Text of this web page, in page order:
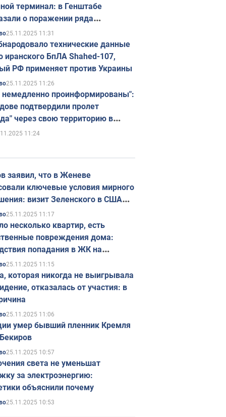
терминал: в Генштабе
о поражении ряда
объектов России
25.11.2025 11:31
технические данные
иранского БпЛА Shahed-107,
РФ применяет против Украины
25.11.2025 11:26
проинформированы":
подтвердили пролет
через свою территорию в
11:24
заявил, что в Женеве
ключевые условия мирного
визит Зеленского в США
в ноябре
25.11.2025 11:17
несколько квартир, есть
повреждения дома:
попадания в ЖК на
в Киеве. Фото
25.11.2025 11:15
которая никогда не выигрывала
отказалась от участия: в
25.11.2025 11:06
умер бывший пленник Кремля
25.11.2025 10:57
света не уменьшат
за электроэнергию:
объяснили почему
25.11.2025 10:53